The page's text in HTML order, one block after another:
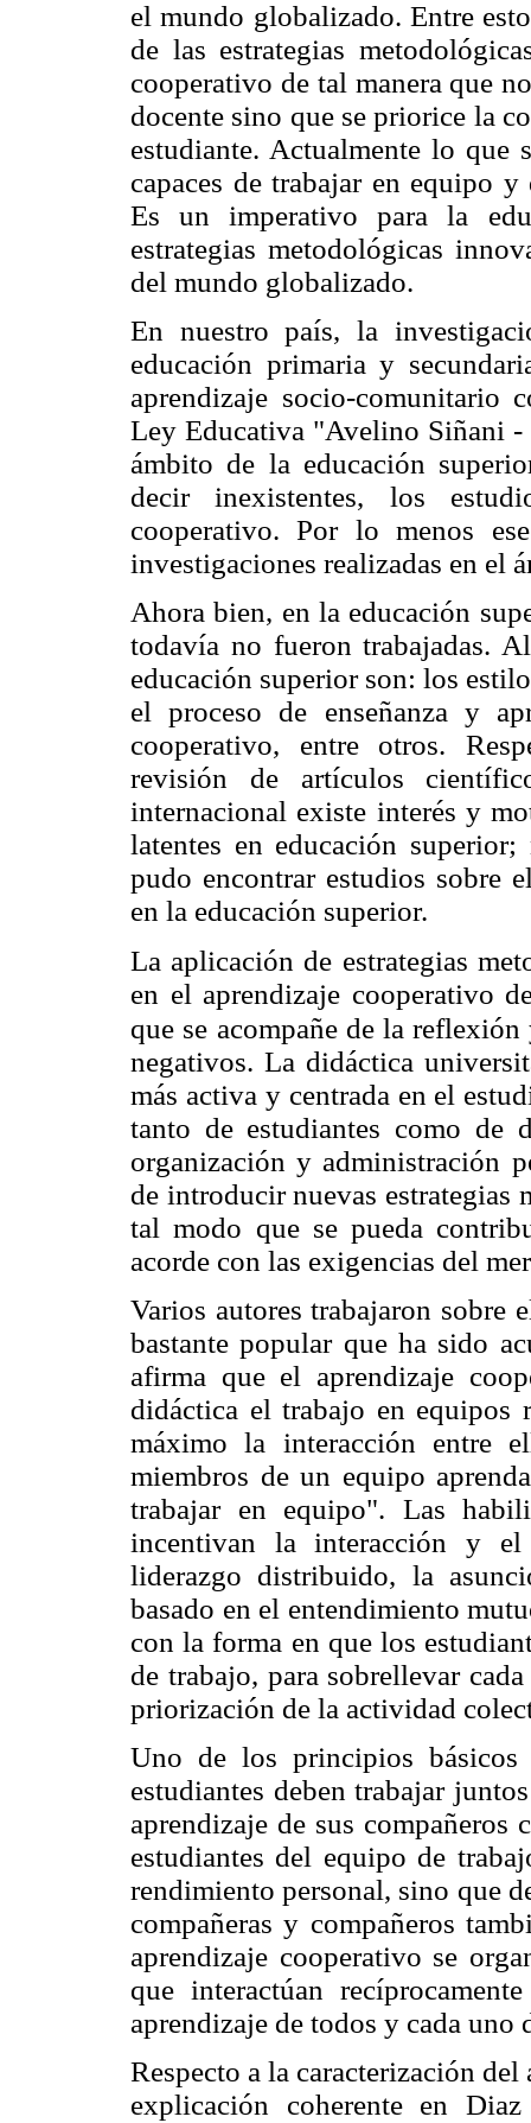
el mundo globalizado. Entre
de las estrategias
cooperativo de tal manera que
docente sino que se priorice la
estudiante. Actualmente lo que
capaces de trabajar en equipo
Es un imperativo para la
estrategias metodológicas
del mundo globalizado.
En nuestro país, la
educación primaria y
aprendizaje socio-comunitario
Ley Educativa "Avelino Siñani -
ámbito de la educación
decir inexistentes, los
cooperativo. Por lo menos
investigaciones realizadas en el
Ahora bien, en la educación
todavía no fueron trabajadas.
educación superior son: los
el proceso de enseñanza y
cooperativo, entre otros.
revisión de artículos
internacional existe interés y
latentes en educación
pudo encontrar estudios sobre
en la educación superior.
La aplicación de estrategias
en el aprendizaje cooperativo
que se acompañe de la
negativos. La didáctica
más activa y centrada en el
tanto de estudiantes como de
organización y administración
de introducir nuevas estrategias
tal modo que se pueda
acorde con las exigencias del
Varios autores trabajaron sobre
bastante popular que ha sido
afirma que el aprendizaje
didáctica el trabajo en equipos
máximo la interacción entre
miembros de un equipo
trabajar en equipo". Las
incentivan la interacción y el
liderazgo distribuido, la
basado en el entendimiento
con la forma en que los
de trabajo, para sobrellevar
priorización de la actividad
Uno de los principios básicos
estudiantes deben trabajar
aprendizaje de sus
estudiantes del equipo de
rendimiento personal, sino que
compañeras y compañeros
aprendizaje cooperativo se
que interactúan
aprendizaje de todos y cada uno
Respecto a la caracterización
explicación coherente en